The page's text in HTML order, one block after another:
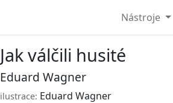
Nástroje
Jak válčili husité
Eduard Wagner
ilustrace: Eduard Wagner